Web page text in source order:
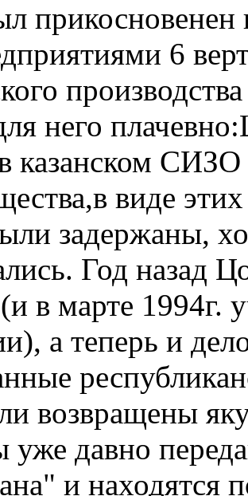
прикосновенен
6
него
казанском
виде
задержаны,
Год назад
в марте 1994г.
а теперь и
возвращены
давно
и